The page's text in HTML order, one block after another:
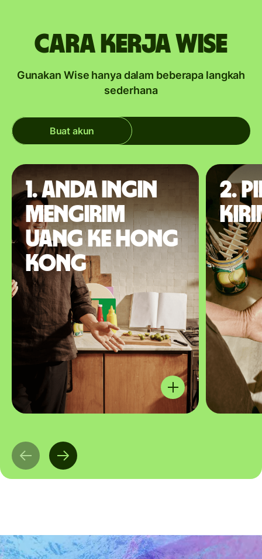
Cara kerja Wise
Gunakan Wise hanya dalam beberapa langkah
sederhana
Buat akun
1. Anda ingin
mengirim
uang ke Hong
Kong
2.